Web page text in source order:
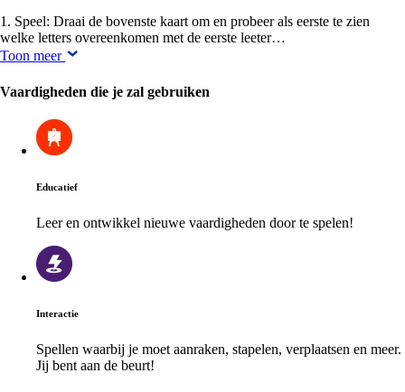
1. Speel: Draai de bovenste kaart om en probeer als eerste te zien
welke letters overeenkomen met de eerste leeter…
Toon meer
Vaardigheden die je zal gebruiken
Educatief
Leer en ontwikkel nieuwe vaardigheden door te spelen!
Interactie
Spellen waarbij je moet aanraken, stapelen, verplaatsen en meer.
Jij bent aan de beurt!